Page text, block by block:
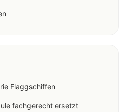
Flaggschiffen
fachgerecht ersetzt